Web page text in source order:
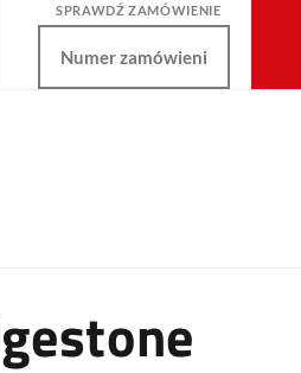
SPRAWDŹ ZAMÓWIENIE